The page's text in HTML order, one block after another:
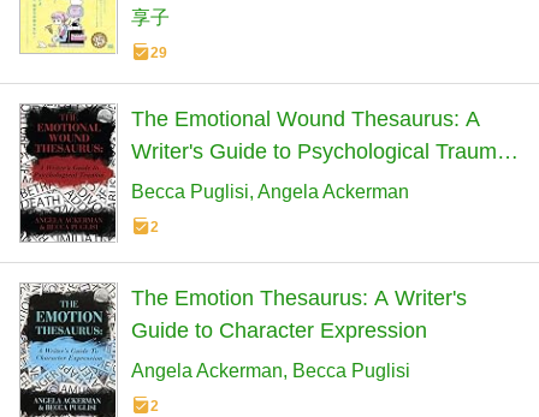
享子
29
The Emotional Wound Thesaurus: A
Writer's Guide to Psychological Trauma
(Writers Helping Writers Series)
Becca Puglisi Angela Ackerman
2
The Emotion Thesaurus: A Writer's
Guide to Character Expression
Angela Ackerman Becca Puglisi
2